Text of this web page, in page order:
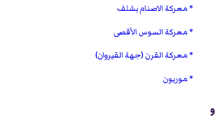
معركة الاصنام بشلف
معركة السوس الأقصى
معركة القرن (جهة القيروان)
موريون
و